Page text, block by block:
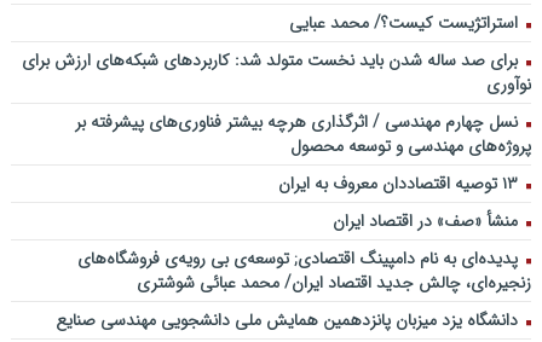
استراتژیست کیست؟‬/ محمد عبایی
برای صد ساله شدن باید نخست متولد شد: کاربردهای شبکه‌های ارزش برای
نوآوری
نسل چهارم مهندسی / اثرگذاری هرچه بیشتر فناوری‌های پیشرفته بر
پروژه‌های مهندسی و توسعه محصول
۱۳ توصیه اقتصاددان معروف به ایران
منشأ «صف» در اقتصاد ایران
پدیده‌ای به نام دامپینگ اقتصادی; توسعه‌ی بی رویه‌ی فروشگاه‌های
زنجیره‌ای، چالش جدید اقتصاد ایران/ محمد عبائی شوشتری
دانشگاه یزد میزبان پانزدهمین همایش ملی دانشجویی مهندسی صنایع